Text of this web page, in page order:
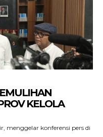
KELOLA
menggelar konferensi pers di